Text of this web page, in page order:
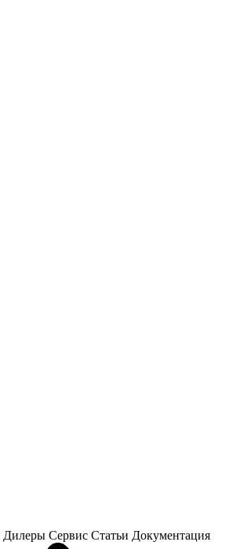
Дилеры Сервис Статьи Документация